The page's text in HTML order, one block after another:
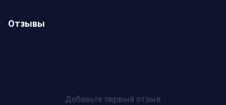
Отзывы
Добавьте первый отзыв